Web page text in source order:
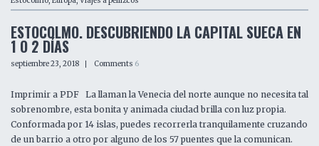
ESTOCOLMO. DESCUBRIENDO LA CAPITAL SUECA EN
1 O 2 DÍAS
septiembre 23, 2018 Comments 6
Imprimir a PDF La llaman la Venecia del norte aunque no necesita tal
sobrenombre, esta bonita y animada ciudad brilla con luz propia.
Conformada por 14 islas, puedes recorrerla tranquilamente cruzando
de un barrio a otro por alguno de los 57 puentes que la comunican.